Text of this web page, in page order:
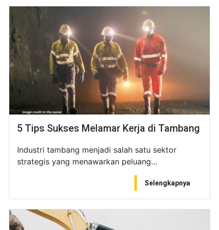
5 Tips Sukses Melamar Kerja di Tambang
Industri tambang menjadi salah satu sektor
strategis yang menawarkan peluang…
Selengkapnya